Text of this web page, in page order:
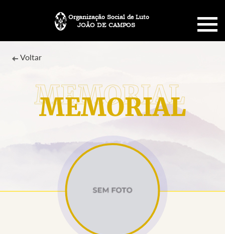
JOÃO DE CAMPOS
Organização Social de Luto
SOBRE NÓS
PLANO FUNERÁRIO
MENSAGENS
MEMORIAL
Voltar